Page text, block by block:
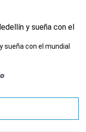
sueña con el mundial